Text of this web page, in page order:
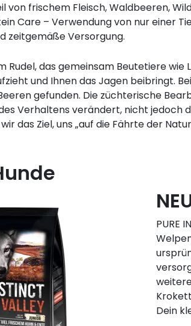
von frischem Fleisch, Waldbeeren,
Care – Verwendung von nur einer
zeitgemäße Versorgung.
das gemeinsam Beutetiere wie
und Ihnen das Jagen beibringt.
gefunden. Die züchterische
Verhaltens verändert, nicht jedoch
das Ziel, uns „auf die Fährte der
PURE
Dein